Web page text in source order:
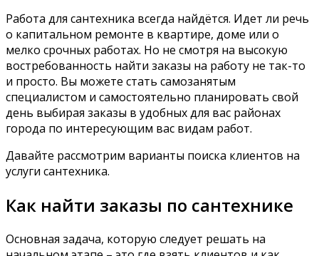
Работа для сантехника всегда найдётся. Идет ли речь
о капитальном ремонте в квартире, доме или о
мелко срочных работах. Но не смотря на высокую
востребованность найти заказы на работу не так-то
и просто. Вы можете стать самозанятым
специалистом и самостоятельно планировать свой
день выбирая заказы в удобных для вас районах
города по интересующим вас видам работ.
Давайте рассмотрим варианты поиска клиентов на
услуги сантехника.
Как найти заказы по сантехнике
Основная задача, которую следует решать на